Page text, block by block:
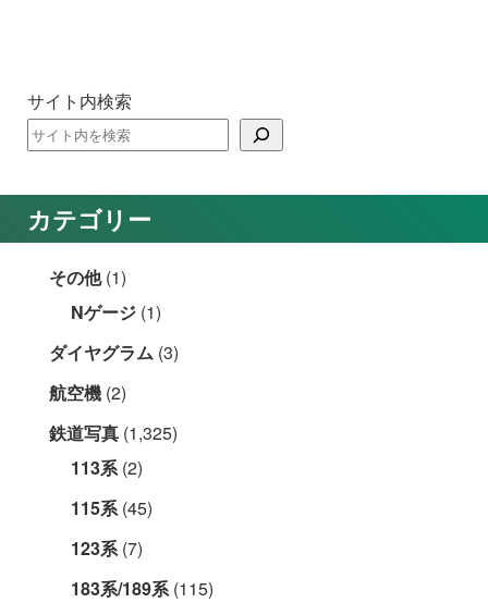
サイト内検索
カテゴリー
その他(1)
Nゲージ (1)
ダイヤグラム (3)
航空機 (2)
鉄道写真 (1,325)
113系(2)
115系(45)
123系(7)
183系/189系(115)